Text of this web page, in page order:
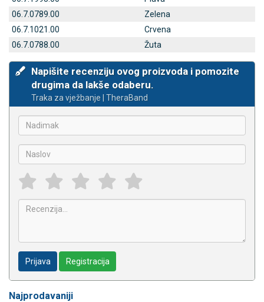
06.7.0789.00
Zelena
06.7.1021.00
Crvena
06.7.0788.00
Žuta
Napišite recenziju ovog proizvoda i pomozite
drugima da lakše odaberu.
Traka za vježbanje | TheraBand
Prijava Registracija
Najprodavaniji